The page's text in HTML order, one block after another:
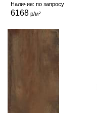
Наличие: по запросу
6168р/м²